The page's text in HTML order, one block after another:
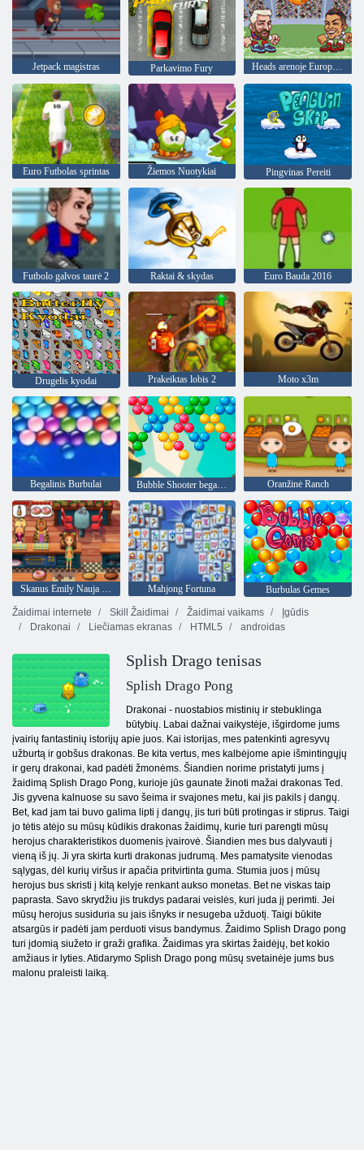
Jetpack magistras Parkavimo Fury Heads arenoje Europos futbolo
Euro Futbolas sprintas Žiemos Nuotykiai Pingvinas Pereiti
Futbolo galvos taurė 2 Raktai & skydas Euro Bauda 2016
Drugelis kyodai Prakeiktas lobis 2 Moto x3m
Begalinis Burbulai Bubble Shooter begalinis Oranžinė Ranch
Skanus Emily Nauja pradžia Mahjong Fortuna
Burbulas Gemes
Žaidimai internete
Skill Žaidimai Žaidimai vaikams
Įgūdis
Drakonai
Liečiamas ekranas HTML5 androidas
Splish Drago tenisas
Splish Drago Pong
Drakonai - nuostabios mistinių ir stebuklinga
būtybių. Labai dažnai vaikystėje, išgirdome jums
įvairių fantastinių istorijų apie juos. Kai istorijas, mes patenkinti agresyvų
užburtą ir gobšus drakonas. Be kita vertus, mes kalbėjome apie išmintingųjų
ir gerų drakonai, kad padėti žmonėms. Šiandien norime pristatyti jums į
žaidimą Splish Drago Pong, kurioje jūs gaunate žinoti mažai drakonas Ted.
Jis gyvena kalnuose su savo šeima ir svajones metu, kai jis pakils į dangų.
Bet, kad jam tai buvo galima lipti į dangų, jis turi būti protingas ir stiprus. Taigi
jo tėtis atėjo su mūsų kūdikis drakonas žaidimų, kurie turi parengti mūsų
herojus charakteristikos duomenis įvairovė. Šiandien mes bus dalyvauti į
vieną iš jų. Ji yra skirta kurti drakonas judrumą. Mes pamatysite vienodas
sąlygas, dėl kurių viršus ir apačia pritvirtinta guma. Stumia juos į mūsų
herojus bus skristi į kitą kelyje renkant aukso monetas. Bet ne viskas taip
paprasta. Savo skrydžiu jis trukdys padarai veislės, kuri juda jį perimti. Jei
mūsų herojus susiduria su jais išnyks ir nesugeba užduotį. Taigi būkite
atsargūs ir padėti jam perduoti visus bandymus. Žaidimo Splish Drago pong
turi įdomią siužeto ir graži grafika. Žaidimas yra skirtas žaidėjų, bet kokio
amžiaus ir lyties. Atidarymo Splish Drago pong mūsų svetainėje jums bus
malonu praleisti laiką.